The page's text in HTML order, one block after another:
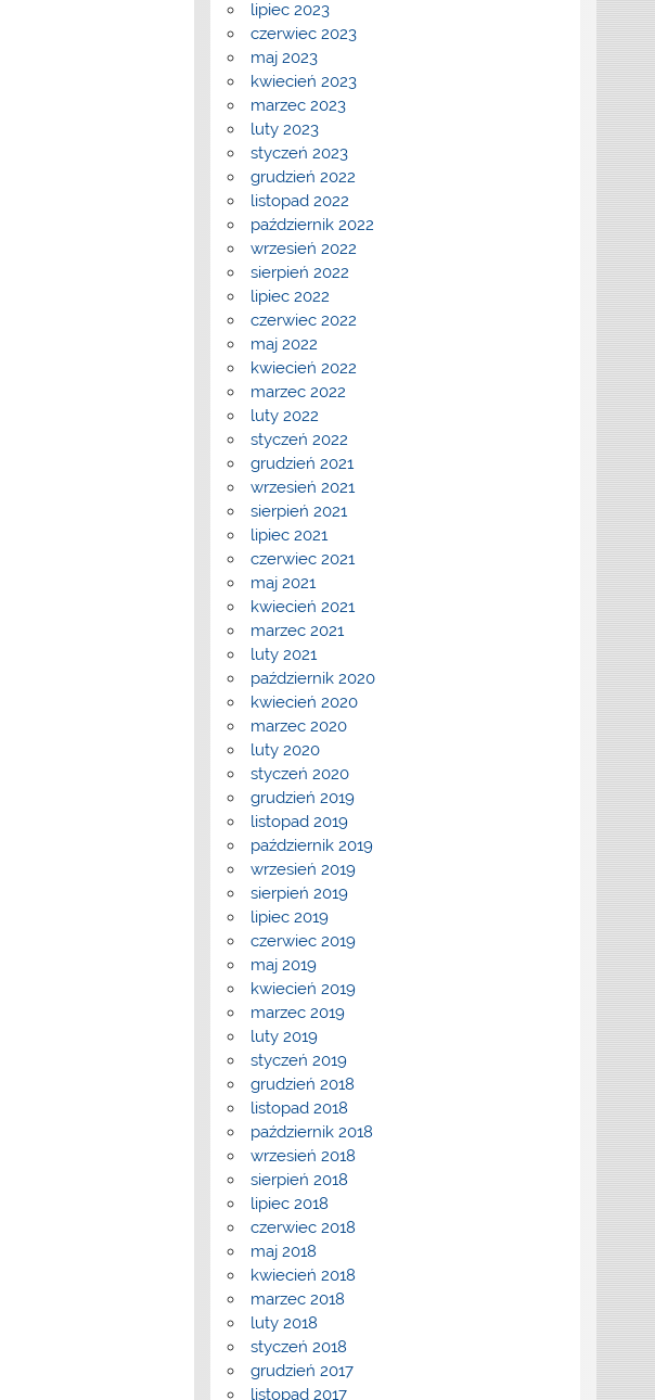
lipiec 2023
czerwiec 2023
maj 2023
kwiecień 2023
marzec 2023
luty 2023
styczeń 2023
grudzień 2022
listopad 2022
październik 2022
wrzesień 2022
sierpień 2022
lipiec 2022
czerwiec 2022
maj 2022
kwiecień 2022
marzec 2022
luty 2022
styczeń 2022
grudzień 2021
wrzesień 2021
sierpień 2021
lipiec 2021
czerwiec 2021
maj 2021
kwiecień 2021
marzec 2021
luty 2021
październik 2020
kwiecień 2020
marzec 2020
luty 2020
styczeń 2020
grudzień 2019
listopad 2019
październik 2019
wrzesień 2019
sierpień 2019
lipiec 2019
czerwiec 2019
maj 2019
kwiecień 2019
marzec 2019
luty 2019
styczeń 2019
grudzień 2018
listopad 2018
październik 2018
wrzesień 2018
sierpień 2018
lipiec 2018
czerwiec 2018
maj 2018
kwiecień 2018
marzec 2018
luty 2018
styczeń 2018
grudzień 2017
listopad 2017